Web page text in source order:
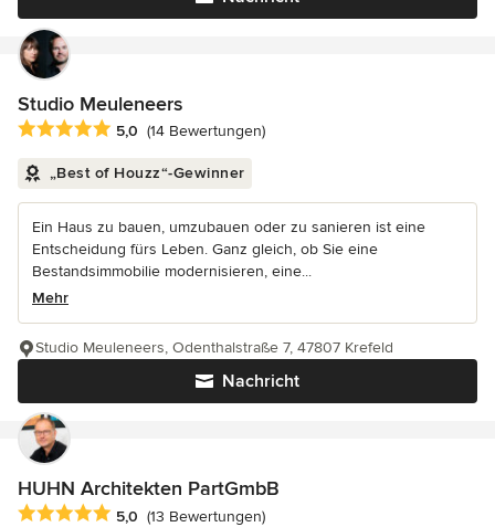
Studio Meuleneers
Durchschnittliche Bewertung: 5 von 5 Sternen
5,0 (14 Bewertungen)
„Best of Houzz“-Gewinner
Ein Haus zu bauen, umzubauen oder zu sanieren ist eine
Entscheidung fürs Leben. Ganz gleich, ob Sie eine
Bestandsimmobilie modernisieren, eine...
Mehr
Nachricht
Studio Meuleneers, Odenthalstraße 7, 47807 Krefeld
HUHN Architekten PartGmbB
Durchschnittliche Bewertung: 5 von 5 Sternen
5,0 (13 Bewertungen)